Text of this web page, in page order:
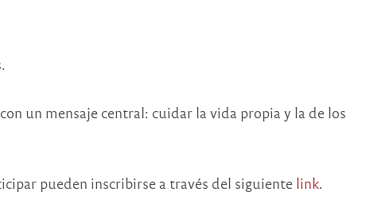
un mensaje central: cuidar la vida propia y la de los
pueden inscribirse a través del siguiente link.